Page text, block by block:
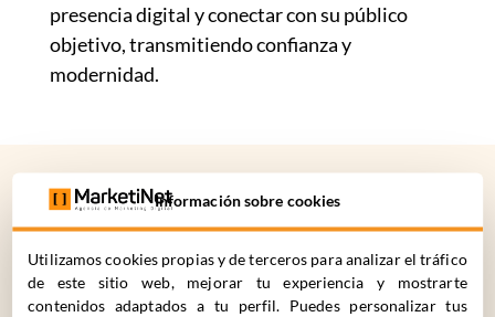
presencia digital y conectar con su público
objetivo, transmitiendo confianza y
modernidad.
¿CÓMOPODEMOS
AYUDARTE?
Información sobre cookies
Utilizamos cookies propias y de terceros para analizar el tráfico
de este sitio web, mejorar tu experiencia y mostrarte
contenidos adaptados a tu perfil. Puedes personalizar tus